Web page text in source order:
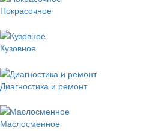
Покрасочное
Кузовное
Диагностика и ремонт
Маслосменное